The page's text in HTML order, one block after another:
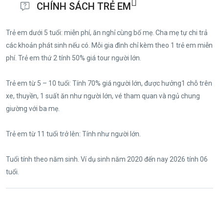
CHÍNH SÁCH TRẺ EM
Trẻ em dưới 5 tuổi: miễn phí, ăn nghỉ cùng bố mẹ. Cha mẹ tự chi trả
các khoản phát sinh nếu có. Mỗi gia đình chỉ kèm theo 1 trẻ em miễn
phí. Trẻ em thứ 2 tính 50% giá tour người lớn.
Trẻ em từ 5 – 10 tuổi: Tính 70% giá người lớn, được hưởng1 chỗ trên
xe, thuyền, 1 suất ăn như người lớn, vé tham quan và ngủ chung
giường với ba mẹ.
Trẻ em từ 11 tuổi trở lên: Tính như người lớn.
Tuổi tính theo năm sinh. Ví dụ sinh năm 2020 đến nay 2026 tính 06
tuổi.